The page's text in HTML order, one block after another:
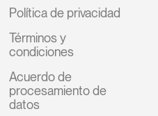
Política de privacidad
Términos y
condiciones
Acuerdo de
procesamiento de
datos